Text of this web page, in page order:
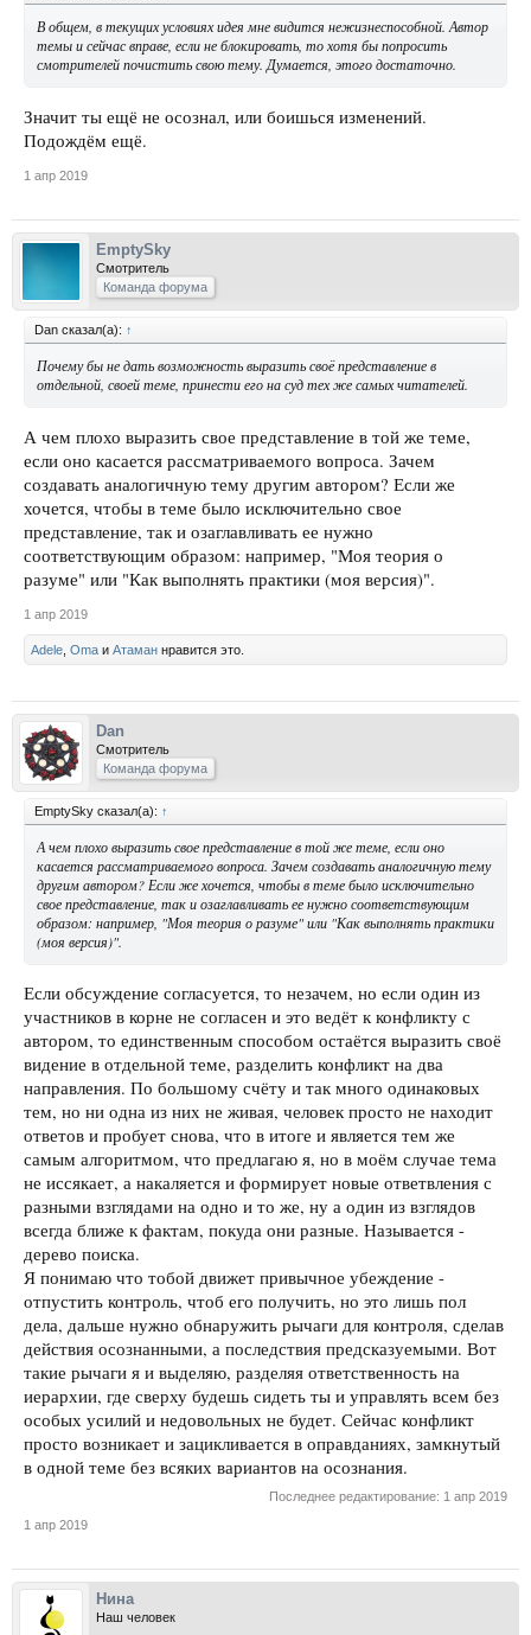
В общем, в текущих условиях идея мне видится нежизнеспособной. Автор
темы и сейчас вправе, если не блокировать, то хотя бы попросить
смотрителей почистить свою тему. Думается, этого достаточно.
Значит ты ещё не осознал, или боишься изменений.
Подождём ещё.
1 апр 2019
EmptySky
Смотритель
Команда форума
Dan сказал(а): ↑
Почему бы не дать возможность выразить своё представление в
отдельной, своей теме, принести его на суд тех же самых читателей.
А чем плохо выразить свое представление в той же теме,
если оно касается рассматриваемого вопроса. Зачем
создавать аналогичную тему другим автором? Если же
хочется, чтобы в теме было исключительно свое
представление, так и озаглавливать ее нужно
соответствующим образом: например, "Моя теория о
разуме" или "Как выполнять практики (моя версия)".
1 апр 2019
Adele Oma и Атаман нравится это.
Dan
Смотритель
Команда форума
EmptySky сказал(а): ↑
А чем плохо выразить свое представление в той же теме, если оно
касается рассматриваемого вопроса. Зачем создавать аналогичную тему
другим автором? Если же хочется, чтобы в теме было исключительно
свое представление, так и озаглавливать ее нужно соответствующим
образом: например, "Моя теория о разуме" или "Как выполнять практики
(моя версия)".
Если обсуждение согласуется, то незачем, но если один из
участников в корне не согласен и это ведёт к конфликту с
автором, то единственным способом остаётся выразить своё
видение в отдельной теме, разделить конфликт на два
направления. По большому счёту и так много одинаковых
тем, но ни одна из них не живая, человек просто не находит
ответов и пробует снова, что в итоге и является тем же
самым алгоритмом, что предлагаю я, но в моём случае тема
не иссякает, а накаляется и формирует новые ответвления с
разными взглядами на одно и то же, ну а один из взглядов
всегда ближе к фактам, покуда они разные. Называется -
дерево поиска.
Я понимаю что тобой движет привычное убеждение -
отпустить контроль, чтоб его получить, но это лишь пол
дела, дальше нужно обнаружить рычаги для контроля, сделав
действия осознанными, а последствия предсказуемыми. Вот
такие рычаги я и выделяю, разделяя ответственность на
иерархии, где сверху будешь сидеть ты и управлять всем без
особых усилий и недовольных не будет. Сейчас конфликт
просто возникает и зацикливается в оправданиях, замкнутый
в одной теме без всяких вариантов на осознания.
Последнее редактирование: 1 апр 2019
1 апр 2019
Нина
Наш человек